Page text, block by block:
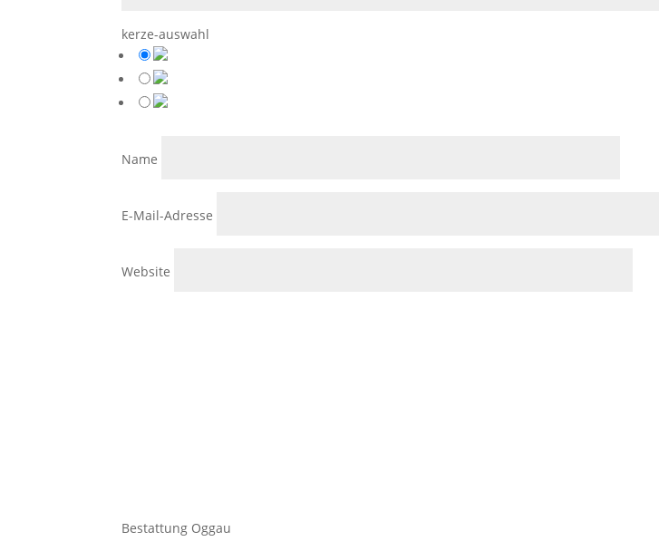
kerze-auswahl
Name
E-Mail-Adresse
Website
Bestattung Oggau